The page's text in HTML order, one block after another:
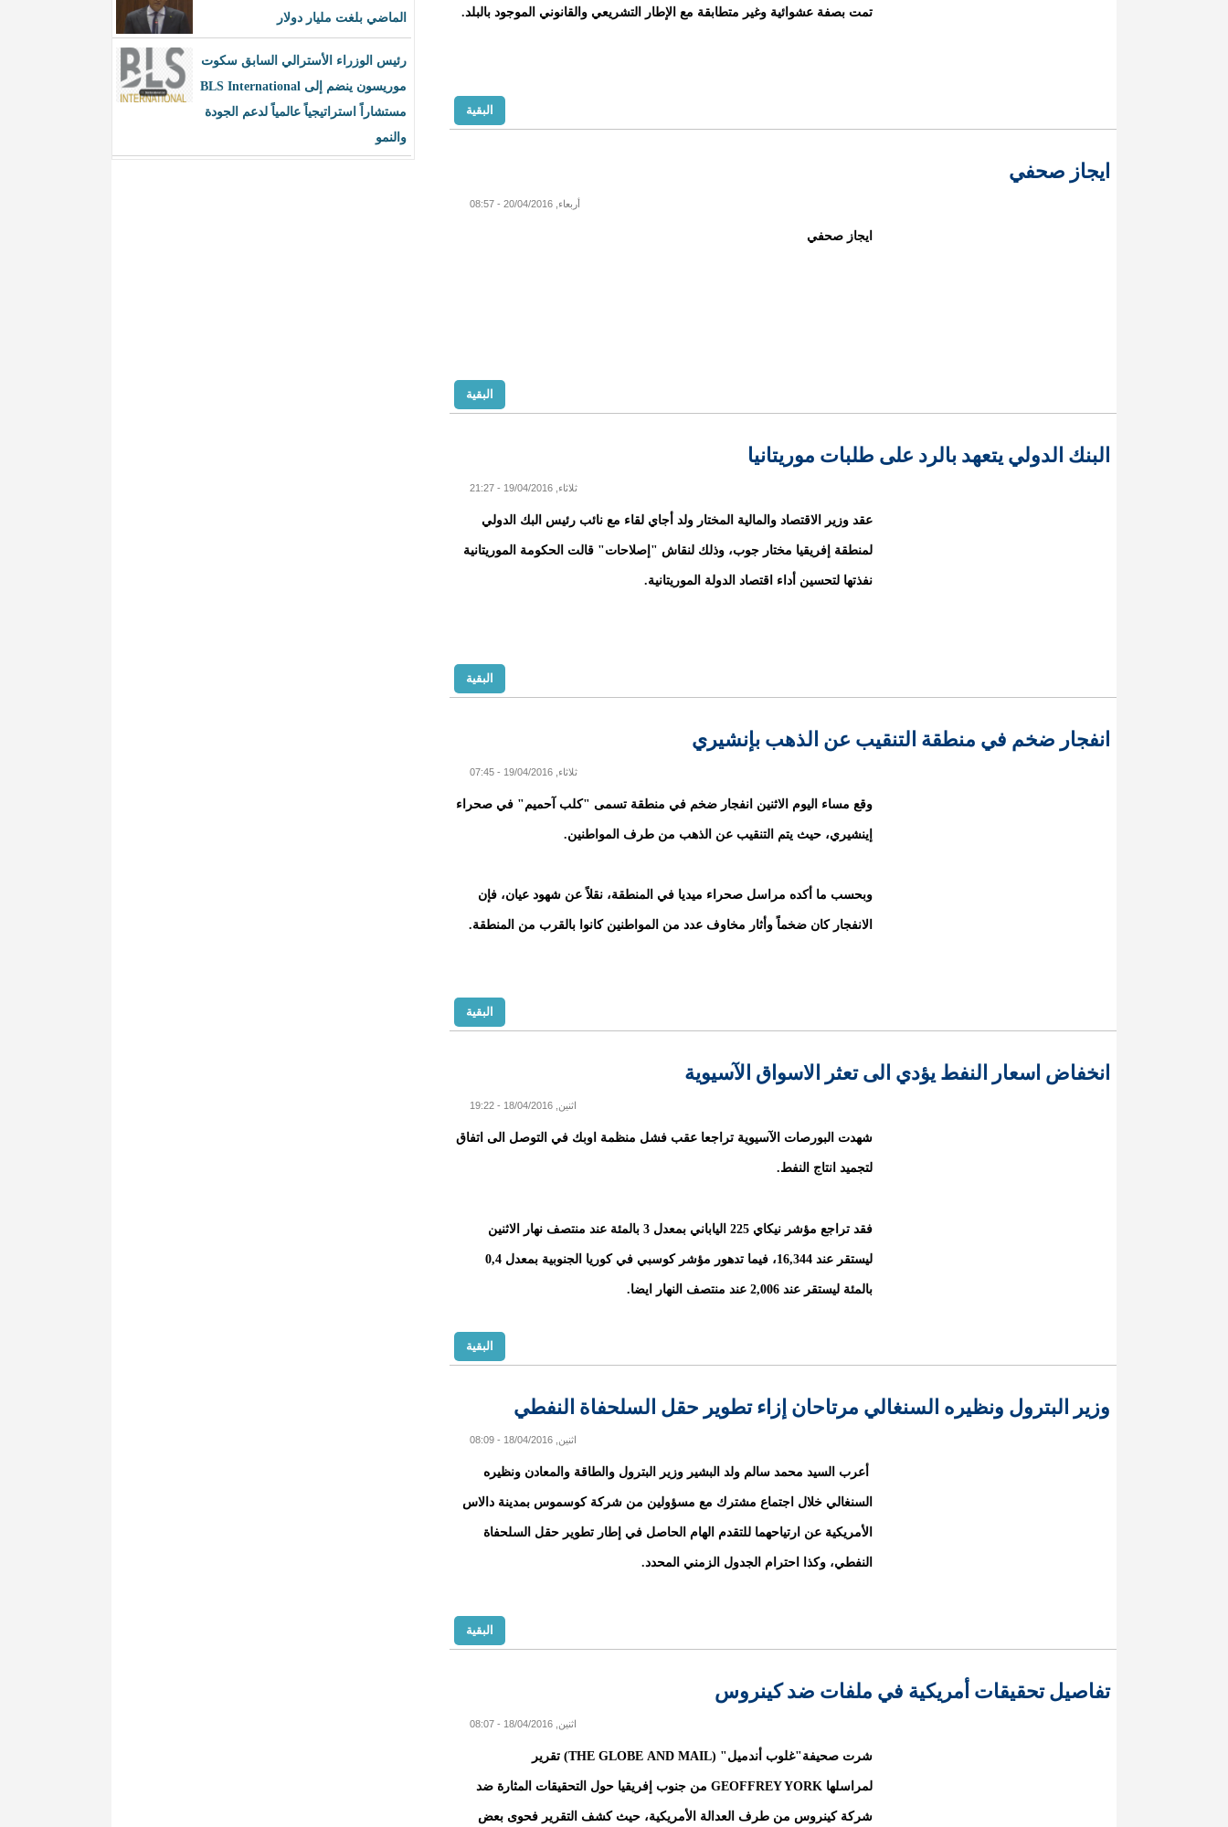
الماضي بلغت مليار دولار
رئيس الوزراء الأسترالي السابق سكوت
موريسون ينضم إلى BLS International
مستشاراً استراتيجياً عالمياً لدعم الجودة
والنمو
تمت بصفة عشوائية وغير متطابقة مع الإطار التشريعي والقانوني الموجود بالبلد.
البقية
ايجاز صحفي
أربعاء, 20/04/2016 - 08:57
ايجاز صحفي
البقية
البنك الدولي يتعهد بالرد على طلبات موريتانيا
ثلاثاء, 19/04/2016 - 21:27
عقد وزير الاقتصاد والمالية المختار ولد أجاي لقاء مع نائب رئيس البك الدولي
لمنطقة إفريقيا مختار جوب، وذلك لنقاش "إصلاحات" قالت الحكومة الموريتانية
نفذتها لتحسين أداء اقتصاد الدولة الموريتانية.
البقية
انفجار ضخم في منطقة التنقيب عن الذهب بإنشيري
ثلاثاء, 19/04/2016 - 07:45
وقع مساء اليوم الاثنين انفجار ضخم في منطقة تسمى "كلب آحميم" في صحراء
إينشيري، حيث يتم التنقيب عن الذهب من طرف المواطنين.
وبحسب ما أكده مراسل صحراء ميديا في المنطقة، نقلاً عن شهود عيان، فإن
الانفجار كان ضخماً وأثار مخاوف عدد من المواطنين كانوا بالقرب من المنطقة.
البقية
انخفاض اسعار النفط يؤدي الى تعثر الاسواق الآسيوية
اثنين, 18/04/2016 - 19:22
شهدت البورصات الآسيوية تراجعا عقب فشل منظمة اوبك في التوصل الى اتفاق
لتجميد انتاج النفط.
فقد تراجع مؤشر نيكاي 225 الياباني بمعدل 3 بالمئة عند منتصف نهار الاثنين
ليستقر عند 16,344، فيما تدهور مؤشر كوسبي في كوريا الجنوبية بمعدل 0,4
بالمئة ليستقر عند 2,006 عند منتصف النهار ايضا.
البقية
وزير البترول ونظيره السنغالي مرتاحان إزاء تطوير حقل السلحفاة النفطي
اثنين, 18/04/2016 - 08:09
أعرب السيد محمد سالم ولد البشير وزير البترول والطاقة والمعادن ونظيره
السنغالي خلال اجتماع مشترك مع مسؤولين من شركة كوسموس بمدينة دالاس
الأمريكية عن ارتياحهما للتقدم الهام الحاصل في إطار تطوير حقل السلحفاة
النفطي، وكذا احترام الجدول الزمني المحدد.
البقية
تفاصيل تحقيقات أمريكية في ملفات ضد كينروس
اثنين, 18/04/2016 - 08:07
شرت صحيفة"غلوب أندميل" (THE GLOBE AND MAIL) تقرير
لمراسلها GEOFFREY YORK من جنوب إفريقيا حول التحقيقات المثارة ضد
شركة كينروس من طرف العدالة الأمريكية، حيث كشف التقرير فحوى بعض